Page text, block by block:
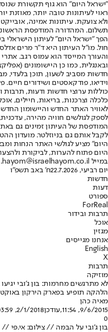
"ישראל היום" הוא גוף תקשורת
ראוי לעיתונות טובה יותר, מאוזנת
ולא צועקת. עיתונות אמינה,
הפך "ישראל היום" לעיתון הישראלי
חול. מו"ל העיתון היא ד"ר מרים
והעורך המייסד הוא עמוס רגב.
חדשות מסביב לשעון, תוכן בלעדי,
וידיאו, פודקאסטים ושידורים
כוללות ערוצי חדשות ודעות, תרבות
לאוויר האתר החדש והיישומון
לספק לגולשים חוויה מהירה,
המודפסת של העיתון זמינים גם
לקבל אותם גם בניוזלטר. מועדון
היום" מציע לגולשי האתר הנחות
היום פתוח להערות, לביקורת
במייל hayom@israelhayom.co.il.
יום רביעי, 22.7.2026
ח' באב תשפ"ו
חדשות
דעות
ספורט
ForReal
תרבות ובידור
אוכל
מגזין
אנחנו מגייסים
English
X
תרבות
מוזיקה
לא מתרגשים מחרמות: בון ג'ובי
הלהקה תופיע בפארק הירקון
מאיה כהן
9/6/2015, 11:54
,עודכן2/1/2018, 03:59
0
בון ג'ובי על הבמה // צילום: אי.פי //